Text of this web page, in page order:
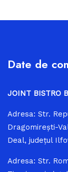
Date de
JOINT BISTRO
Adresa: Str.
Dragomireşti-
Deal, judeţul
Adresa: Str.